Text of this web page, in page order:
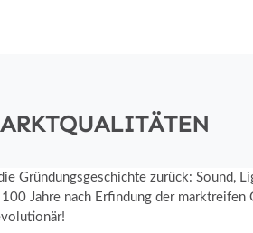
Gründungsgeschichte zurück: Sound,
Jahre nach Erfindung der marktreifen